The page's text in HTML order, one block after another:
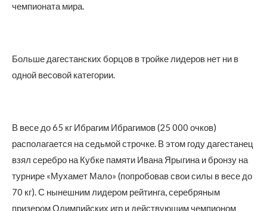
чемпионата мира.
Больше дагестанских борцов в тройке лидеров нет ни в
одной весовой категории.
В весе до 65 кг Ибрагим Ибрагимов (25 000 очков)
располагается на седьмой строчке. В этом году дагестанец
взял серебро на Кубке памяти Ивана Ярыгина и бронзу на
турнире «Мухамет Мало» (попробовав свои силы в весе до
70 кг). С нынешним лидером рейтинга, серебряным
призером Олимпийских игр и действующим чемпионом